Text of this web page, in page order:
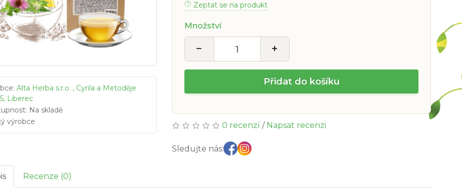
Alta Herba s.r.o. , Cyrila a Metoděje
Liberec
Na skladě
výrobce
Zeptat se na produkt
Množství
− +
Přidat do košíku
0 recenzí / Napsat recenzi
Sledujte nás:
Recenze (0)